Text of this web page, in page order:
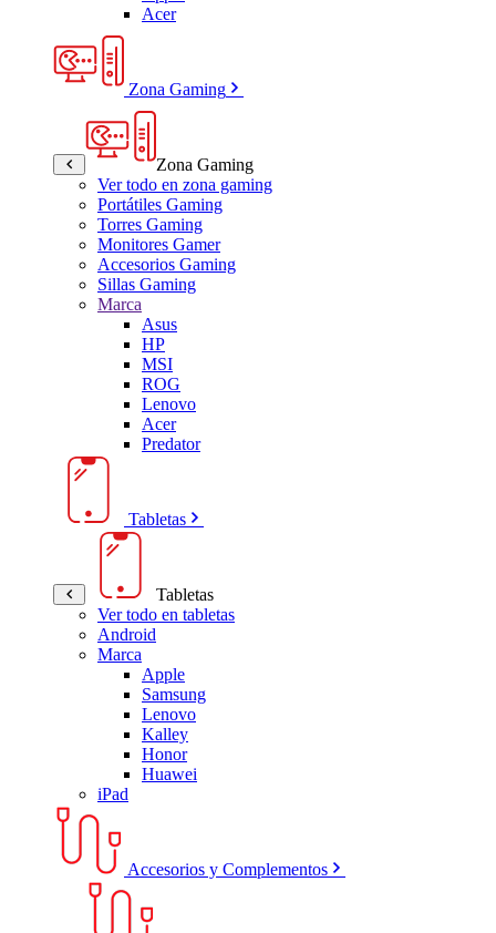
Acer
Zona Gaming
Zona Gaming
Ver todo en zona gaming
Portátiles Gaming
Torres Gaming
Monitores Gamer
Accesorios Gaming
Sillas Gaming
Marca
Asus
HP
MSI
ROG
Lenovo
Acer
Predator
Tabletas
Tabletas
Ver todo en tabletas
Android
Marca
Apple
Samsung
Lenovo
Kalley
Honor
Huawei
iPad
Accesorios y Complementos